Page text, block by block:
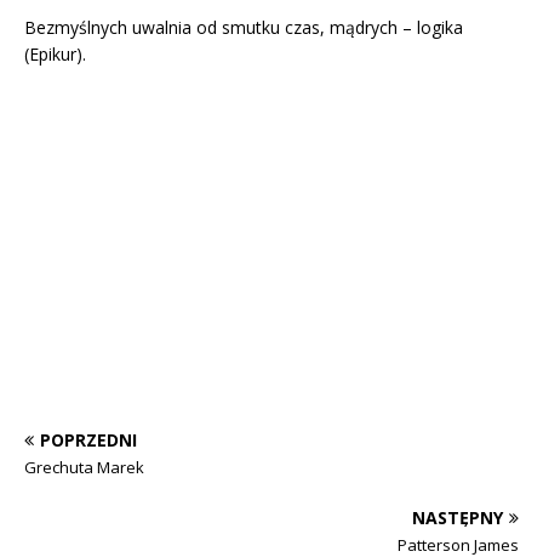
Bezmyślnych uwalnia od smutku czas, mądrych – logika
(Epikur).
POPRZEDNI
Grechuta Marek
NASTĘPNY
Patterson James